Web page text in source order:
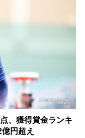
、獲得賞金ランキ
円超え